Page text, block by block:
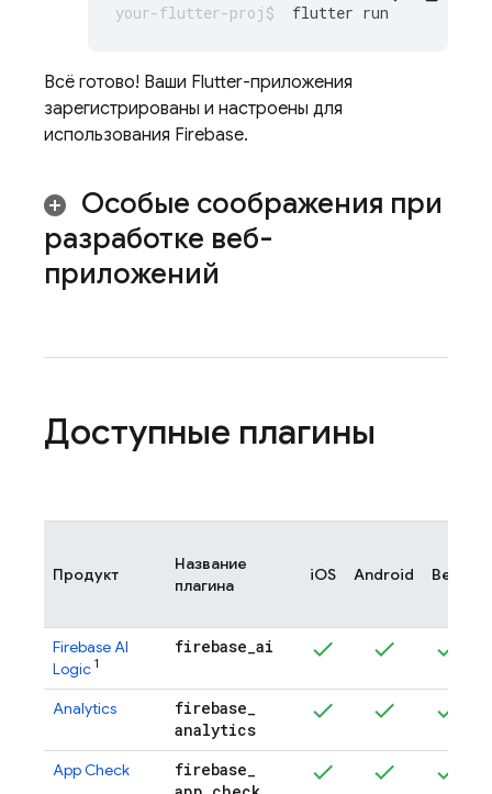
flutter
Всё готово! Ваши Flutter-приложения
зарегистрированы и настроены для
использования Firebase.
Особые соображения при
разработке веб-
приложений
Доступные плагины
Продукт
Название
плагина
iOS Android Веб
Firebase AI
Logic 1
firebase_ai
Analytics firebase_
analytics
App Check firebase_